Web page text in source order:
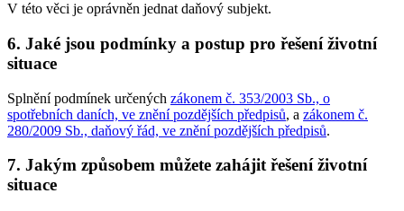
V této věci je oprávněn jednat daňový subjekt.
6. Jaké jsou podmínky a postup pro řešení životní
situace
Splnění podmínek určených zákonem č. 353/2003 Sb., o
spotřebních daních, ve znění pozdějších předpisů, a zákonem č.
280/2009 Sb., daňový řád, ve znění pozdějších předpisů.
7. Jakým způsobem můžete zahájit řešení životní
situace